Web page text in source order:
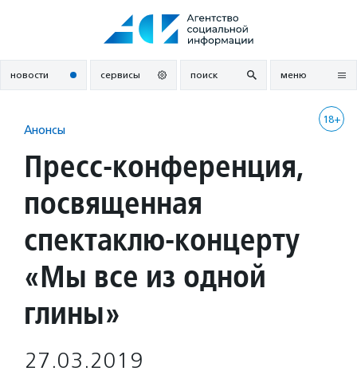
новости сервисы поиск меню
18+
Анонсы
Пресс-конференция,
посвященная
спектаклю-концерту
«Мы все из одной
глины»
27.03.2019